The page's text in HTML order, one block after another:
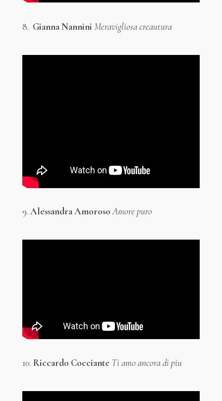
8. Gianna Nannini Meravigliosa creautura
9. Alessandra Amoroso Amore puro
10. Riccardo Cocciante Ti amo ancora di piu